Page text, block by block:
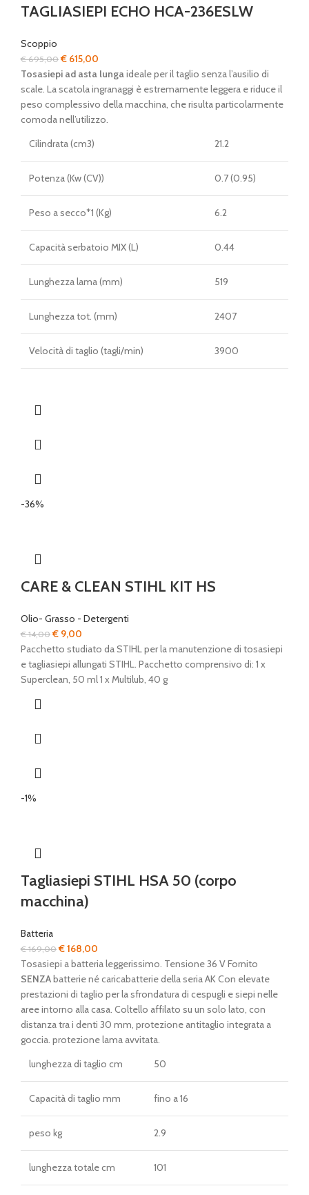
TAGLIASIEPI ECHO HCA-236ESLW
Scoppio
€695,00Il
prezzo
originale
era:
€ 695,00.
€ 615,00
prezzo
attuale
è:
€ 615,00.
Tosasiepi ad asta lungaideale per il taglio senza l’ausilio di
scale. La scatola ingranaggi è estremamente leggera e riduce il
peso complessivo della macchina, che risulta particolarmente
comoda nell’utilizzo.
Cilindrata (cm3)
21.2
Potenza (Kw (CV)) 0.7 (0.95)
Peso a secco*1 (Kg) 6.2
Capacità serbatoio MIX (L) 0.44
Lunghezza lama (mm) 519
Lunghezza tot. (mm) 2407
Velocità di taglio (tagli/min) 3900
-36%
CARE & CLEAN STIHL KIT HS
Olio- Grasso - Detergenti
€14,00Il
prezzo
originale
era:
€ 9,00
prezzo
attuale
è:
Pacchetto studiato da STIHL per la manutenzione di tosasiepi
e tagliasiepi allungati STIHL. Pacchetto comprensivo di: 1 x
Superclean, 50 ml 1 x Multilub, 40 g
-1%
Tagliasiepi STIHL HSA 50 (corpo
macchina)
Batteria
€169,00Il
prezzo
originale
era:
€ 169,00.
€168,00
prezzo
attuale
è:
€ 168,00.
Tosasiepi a batteria leggerissimo. Tensione 36 V Fornito
SENZAbatterie né caricabatterie della seria AK Con elevate
prestazioni di taglio per la sfrondatura di cespugli e siepi nelle
aree intorno alla casa. Coltello affilato su un solo lato, con
distanza tra i denti 30 mm, protezione antitaglio integrata a
goccia. protezione lama avvitata.
lunghezza di taglio cm
50
Capacità di taglio mm fino a 16
peso kg 2.9
lunghezza totale cm 101